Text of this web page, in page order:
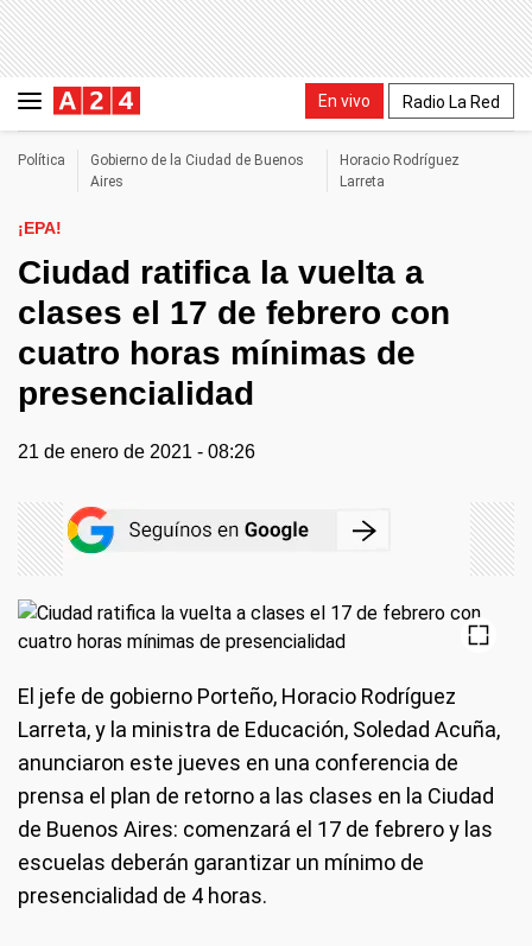
En vivo Radio La Red
Política
Gobierno de la Ciudad de Buenos
Aires
Horacio Rodríguez
Larreta
¡EPA!
Ciudad ratifica la vuelta a
clases el 17 de febrero con
cuatro horas mínimas de
presencialidad
21 de enero de 2021 - 08:26
El jefe de gobierno Porteño, Horacio Rodríguez
Larreta, y la ministra de Educación, Soledad Acuña,
anunciaron este jueves en una conferencia de
prensa el plan de retorno a las clases en la Ciudad
de Buenos Aires: comenzará el 17 de febrero y las
escuelas deberán garantizar un mínimo de
presencialidad de 4 horas.